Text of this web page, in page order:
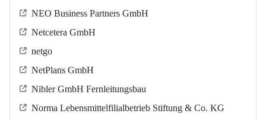
NEO Business Partners GmbH
Netcetera GmbH
netgo
NetPlans GmbH
Nibler GmbH Fernleitungsbau
Norma Lebensmittelfilialbetrieb Stiftung & Co. KG